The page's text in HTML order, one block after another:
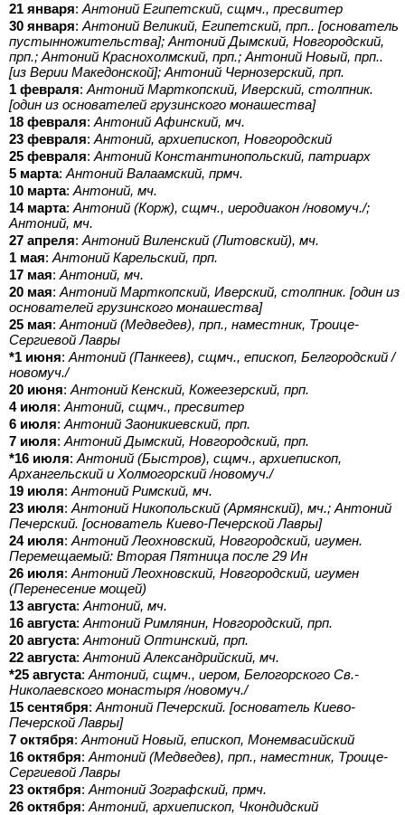
21 января: Антоний Египетский, сщмч., пресвитер
30 января: Антоний Великий, Египетский, прп.. [основатель
пустынножительства]; Антоний Дымский, Новгородский,
прп.; Антоний Краснохолмский, прп.; Антоний Новый, прп..
[из Верии Македонской]; Антоний Чернозерский, прп.
1 февраля: Антоний Марткопский, Иверский, столпник.
[один из основателей грузинского монашества]
18 февраля: Антоний Афинский, мч.
23 февраля: Антоний, архиепископ, Новгородский
25 февраля: Антоний Константинопольский, патриарх
5 марта: Антоний Валаамский, прмч.
10 марта: Антоний, мч.
14 марта: Антоний (Корж), сщмч., иеродиакон /новомуч./;
Антоний, мч.
27 апреля: Антоний Виленский (Литовский), мч.
1 мая: Антоний Карельский, прп.
17 мая: Антоний, мч.
20 мая: Антоний Марткопский, Иверский, столпник. [один из
основателей грузинского монашества]
25 мая: Антоний (Медведев), прп., наместник, Троице-
Сергиевой Лавры
*1 июня: Антоний (Панкеев), сщмч., епископ, Белгородский /
новомуч./
20 июня: Антоний Кенский, Кожеезерский, прп.
4 июля: Антоний, сщмч., пресвитер
6 июля: Антоний Заоникиевский, прп.
7 июля: Антоний Дымский, Новгородский, прп.
*16 июля: Антоний (Быстров), сщмч., архиепископ,
Архангельский и Холмогорский /новомуч./
19 июля: Антоний Римский, мч.
23 июля: Антоний Никопольский (Армянский), мч.; Антоний
Печерский. [основатель Киево-Печерской Лавры]
24 июля: Антоний Леохновский, Новгородский, игумен.
Перемещаемый: Вторая Пятница после 29 Ин
26 июля: Антоний Леохновский, Новгородский, игумен
(Перенесение мощей)
13 августа: Антоний, мч.
16 августа: Антоний Римлянин, Новгородский, прп.
20 августа: Антоний Оптинский, прп.
22 августа: Антоний Александрийский, мч.
*25 августа: Антоний, сщмч., иером, Белогорского Св.-
Николаевского монастыря /новомуч./
15 сентября: Антоний Печерский. [основатель Киево-
Печерской Лавры]
7 октября: Антоний Новый, епископ, Монемвасийский
16 октября: Антоний (Медведев), прп., наместник, Троице-
Сергиевой Лавры
23 октября: Антоний Зографский, прмч.
26 октября: Антоний, архиепископ, Чкондидский